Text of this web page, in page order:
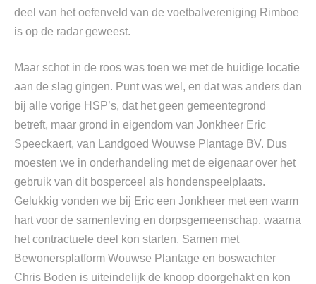
deel van het oefenveld van de voetbalvereniging Rimboe
is op de radar geweest.
Maar schot in de roos was toen we met de huidige locatie
aan de slag gingen. Punt was wel, en dat was anders dan
bij alle vorige HSP’s, dat het geen gemeentegrond
betreft, maar grond in eigendom van Jonkheer Eric
Speeckaert, van Landgoed Wouwse Plantage BV. Dus
moesten we in onderhandeling met de eigenaar over het
gebruik van dit bosperceel als hondenspeelplaats.
Gelukkig vonden we bij Eric een Jonkheer met een warm
hart voor de samenleving en dorpsgemeenschap, waarna
het contractuele deel kon starten. Samen met
Bewonersplatform Wouwse Plantage en boswachter
Chris Boden is uiteindelijk de knoop doorgehakt en kon